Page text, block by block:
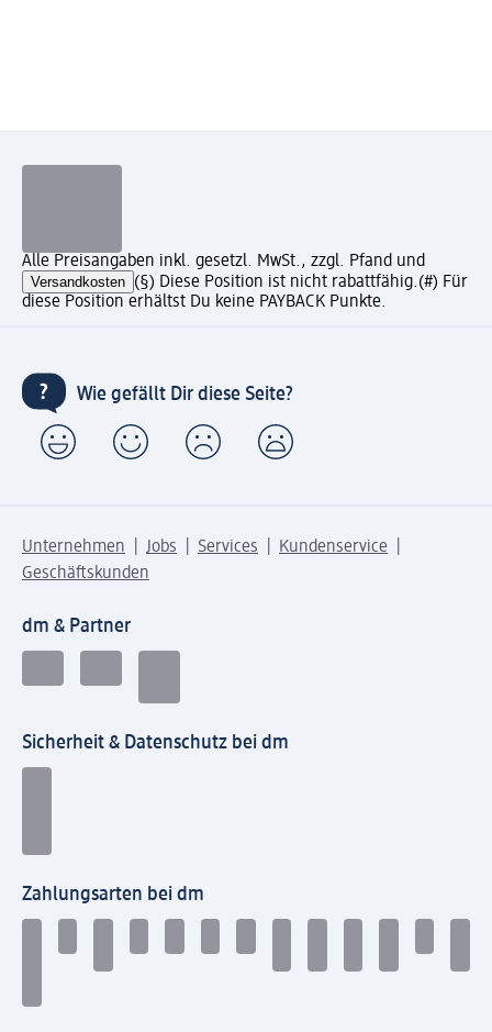
Alle Preisangaben inkl. gesetzl. MwSt., zzgl. Pfand und
Versandkosten (§) Diese Position ist nicht rabattfähig.(#) Für
diese Position erhältst Du keine PAYBACK Punkte.
Wie gefällt Dir diese Seite?
Unternehmen Jobs Services
Kundenservice
Geschäftskunden
dm & Partner
Sicherheit & Datenschutz bei dm
Zahlungsarten bei dm